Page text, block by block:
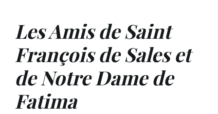
Les Amis de Saint
François de Sales et
de Notre Dame de
Fatima